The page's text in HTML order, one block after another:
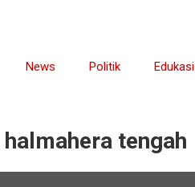
News Politik Edukasi
tengah